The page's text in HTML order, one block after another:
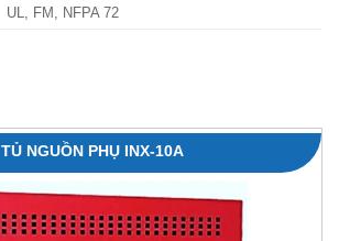
UL, FM, NFPA 72
TỦ NGUỒN PHỤ INX-10A